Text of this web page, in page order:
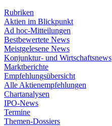
Rubriken
Aktien im Blickpunkt
Ad hoc-Mitteilungen
Bestbewertete News
Meistgelesene News
Konjunktur- und Wirtschaftsnews
Marktberichte
Empfehlungsübersicht
Alle Aktienempfehlungen
Chartanalysen
IPO-News
Termine
Themen-Dossiers